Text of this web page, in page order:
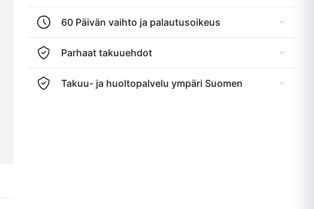
60 Päivän vaihto ja palautusoikeus
Parhaat takuuehdot
Takuu- ja huoltopalvelu ympäri Suomen